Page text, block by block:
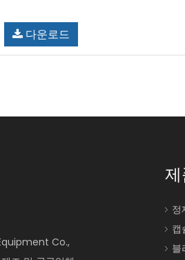
다운로드
Co.,
정
캡
블